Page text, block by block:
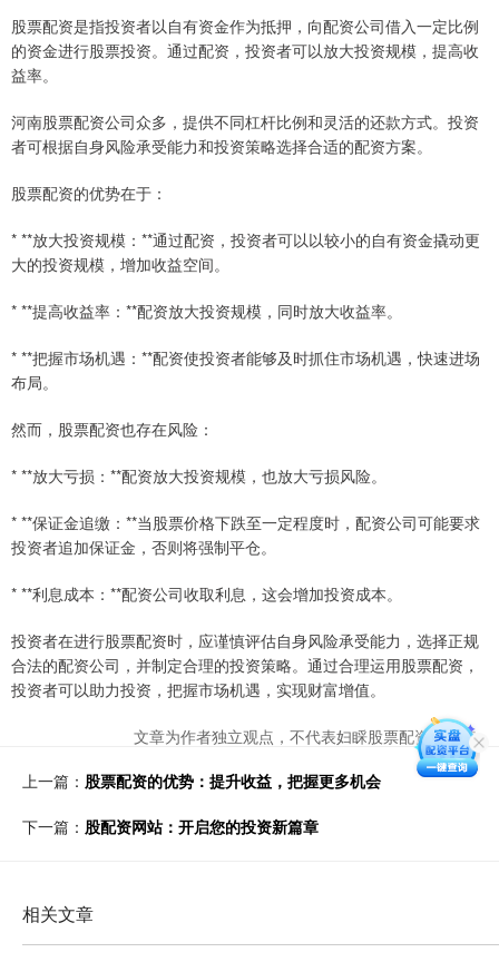
股票配资是指投资者以自有资金作为抵押，向配资公司借入一定比例
的资金进行股票投资。通过配资，投资者可以放大投资规模，提高收
益率。
河南股票配资公司众多，提供不同杠杆比例和灵活的还款方式。投资
者可根据自身风险承受能力和投资策略选择合适的配资方案。
股票配资的优势在于：
* **放大投资规模：**通过配资，投资者可以以较小的自有资金撬动更
大的投资规模，增加收益空间。
* **提高收益率：**配资放大投资规模，同时放大收益率。
* **把握市场机遇：**配资使投资者能够及时抓住市场机遇，快速进场
布局。
然而，股票配资也存在风险：
* **放大亏损：**配资放大投资规模，也放大亏损风险。
* **保证金追缴：**当股票价格下跌至一定程度时，配资公司可能要求
投资者追加保证金，否则将强制平仓。
* **利息成本：**配资公司收取利息，这会增加投资成本。
投资者在进行股票配资时，应谨慎评估自身风险承受能力，选择正规
合法的配资公司，并制定合理的投资策略。通过合理运用股票配资，
投资者可以助力投资，把握市场机遇，实现财富增值。
文章为作者独立观点，不代表妇睬股票配资网观点
上一篇： 股票配资的优势：提升收益，把握更多机会
下一篇： 股配资网站：开启您的投资新篇章
相关文章